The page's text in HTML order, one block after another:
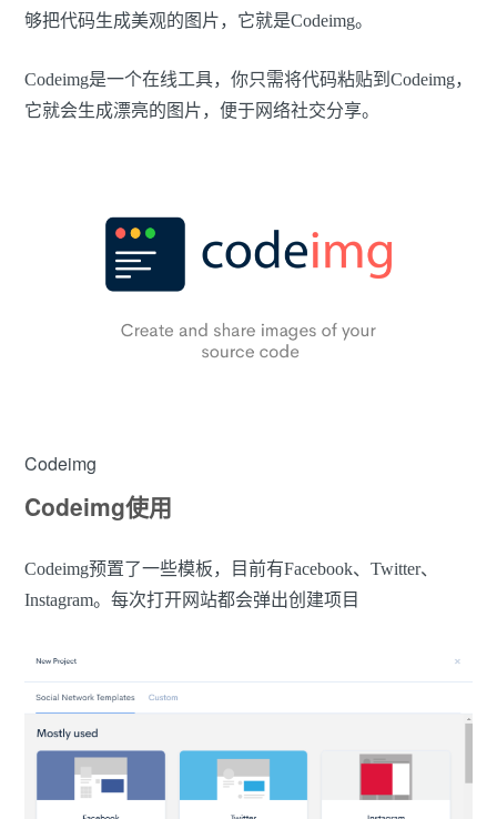
够把代码生成美观的图片，它就是Codeimg。
Codeimg是一个在线工具，你只需将代码粘贴到Codeimg，
它就会生成漂亮的图片，便于网络社交分享。
Codeimg
Codeimg使用
Codeimg预置了一些模板，目前有Facebook、Twitter、
Instagram。每次打开网站都会弹出创建项目